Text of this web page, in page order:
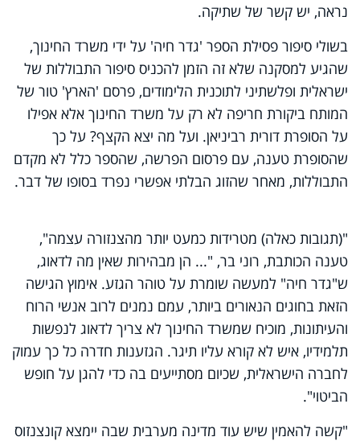
נראה, יש קשר של שתיקה.
בשולי סיפור פסילת הספר 'גדר חיה' על ידי משרד החינוך,
שהגיע למסקנה שלא זה הזמן להכניס סיפור התבוללות של
ישראלית ופלשתיני לתוכנית הלימודים, פרסם 'הארץ' טור של
המותח ביקורת חריפה לא רק על משרד החינוך אלא אפילו
על הסופרת דורית רביניאן. ועל מה יצא הקצף? על כך
שהסופרת טענה, עם פרסום הפרשה, שהספר כלל לא מקדם
התבוללות, מאחר שהזוג הבלתי אפשרי נפרד בסופו של דבר.
"(תגובות כאלה) מטרידות כמעט יותר מהצנזורה עצמה",
טענה הכותבת, רוני בר, "... הן מבהירות שאין מה לדאוג,
ש"גדר חיה" למעשה שומרת על טוהר הגזע. אימוץ הגישה
הזאת בחוגים הנאורים ביותר, עמם נמנים לרוב אנשי הרוח
והעיתונות, מוכיח שמשרד החינוך לא צריך לדאוג לנפשות
תלמידיו, איש לא קורא עליו תיגר. הגזענות חדרה כל כך עמוק
לחברה הישראלית, שכיום מסתייעים בה כדי להגן על חופש
הביטוי".
"קשה להאמין שיש עוד מדינה מערבית שבה יימצא קונצנזוס